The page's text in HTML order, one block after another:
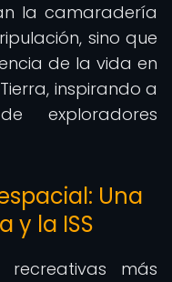
la camaradería
sino que
de la vida en
inspirando a
exploradores
Una
y la ISS
más